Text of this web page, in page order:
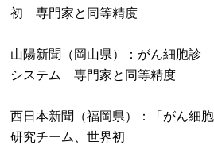
初 専門家と同等精度
山陽新聞（岡山県）：がん細胞
システム 専門家と同等精度
西日本新聞（福岡県）：「がん
研究チーム、世界初